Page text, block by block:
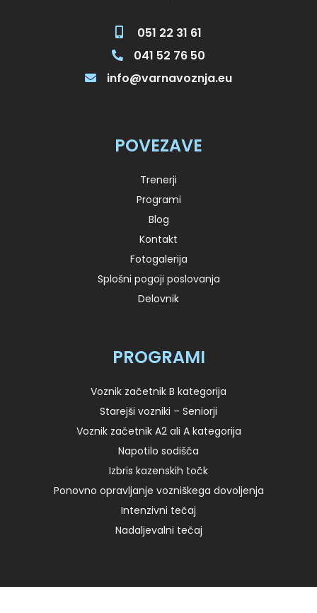
051 22 31 61
041 52 76 50
info@varnavoznja.eu
POVEZAVE
Trenerji
Programi
Blog
Kontakt
Fotogalerija
Splošni pogoji poslovanja
Delovnik
PROGRAMI
Voznik začetnik B kategorija
Starejši vozniki – Seniorji
Voznik začetnik A2 ali A kategorija
Napotilo sodišča
Izbris kazenskih točk
Ponovno opravljanje vozniškega dovoljenja
Intenzivni tečaj
Nadaljevalni tečaj